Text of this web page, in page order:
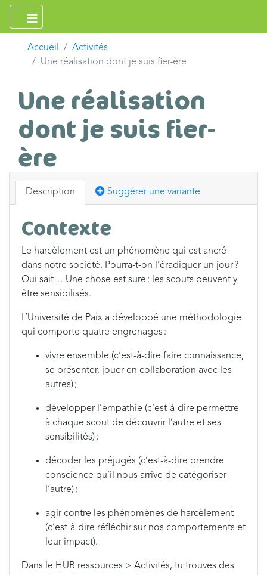
Accueil
Activités
Une réalisation dont je suis fier-ère
Une réalisation
dont je suis fier-
ère
Description Suggérer une variante
Contexte
Le harcèlement est un phénomène qui est ancré
dans notre société. Pourra-t-on l’éradiquer un jour ?
Qui sait… Une chose est sure : les scouts peuvent y
être sensibilisés.
L’Université de Paix a développé une méthodologie
qui comporte quatre engrenages :
vivre ensemble (c’est-à-dire faire connaissance,
se présenter, jouer en collaboration avec les
autres) ;
développer l’empathie (c’est-à-dire permettre
à chaque scout de découvrir l’autre et ses
sensibilités) ;
décoder les préjugés (c’est-à-dire prendre
conscience qu’il nous arrive de catégoriser
l’autre) ;
agir contre les phénomènes de harcèlement
(c’est-à-dire réfléchir sur nos comportements et
leur impact).
Dans le HUB ressources > Activités, tu trouves des